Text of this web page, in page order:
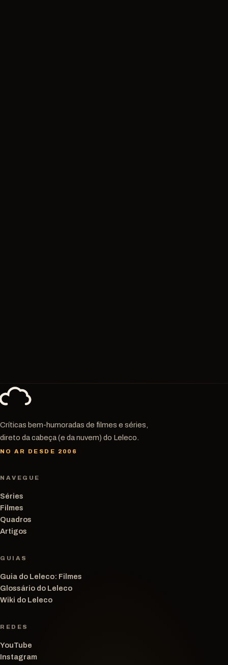
Críticas bem-humoradas de filmes e séries,
direto da cabeça (e da nuvem) do Leleco.
NO AR DESDE 2006
NAVEGUE
Séries
Filmes
Quadros
Artigos
GUIAS
Guia do Leleco: Filmes
Glossário do Leleco
Wiki do Leleco
REDES
YouTube
Instagram